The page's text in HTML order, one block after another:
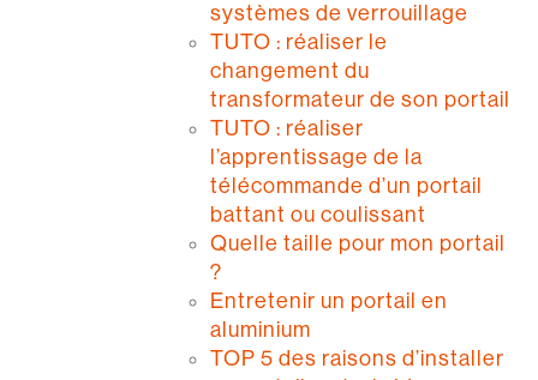
systèmes de verrouillage
TUTO : réaliser le
changement du
transformateur de son portail
TUTO : réaliser
l’apprentissage de la
télécommande d’un portail
battant ou coulissant
Quelle taille pour mon portail
?
Entretenir un portail en
aluminium
TOP 5 des raisons d’installer